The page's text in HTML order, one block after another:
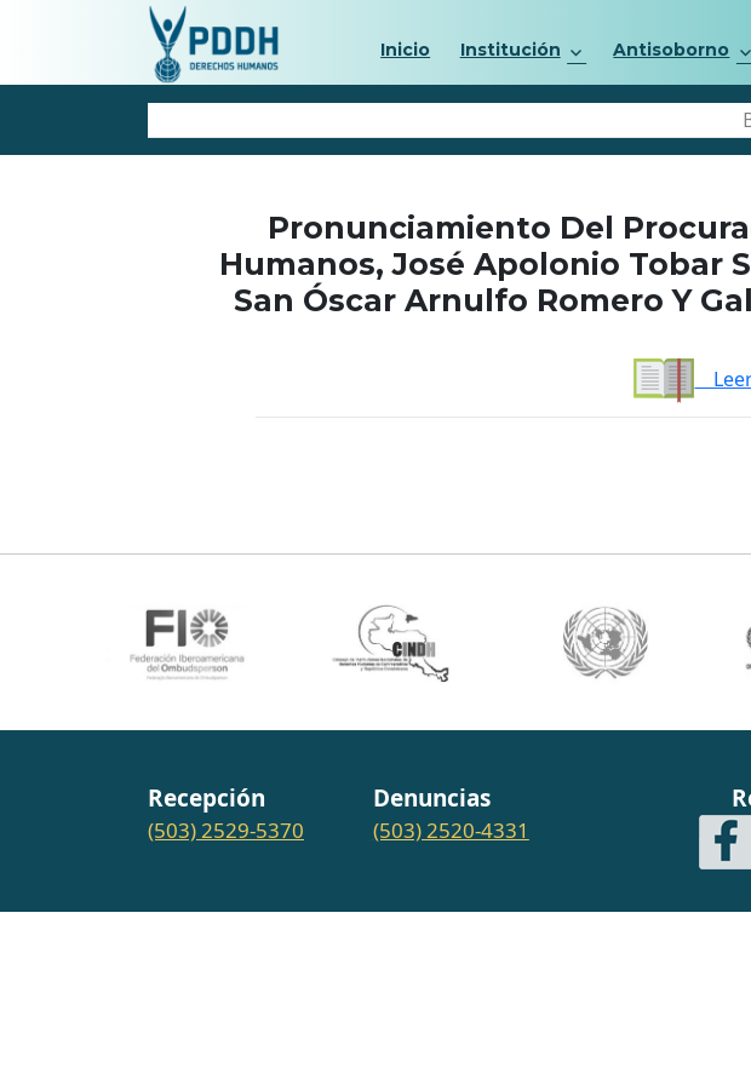
Inicio Institución Antisoborno
Pronunciamiento Del
Humanos, José Apolonio Tobar
San Óscar Arnulfo Romero Y
Recepción
(503) 2529-5370
Denuncias
(503) 2520-4331